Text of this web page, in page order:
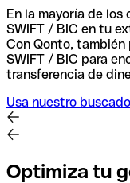
En la mayoría de
SWIFT / BIC en tu
Con Qonto,
SWIFT / BIC para
transferencia de
Usa nuestro
Optimiza tu